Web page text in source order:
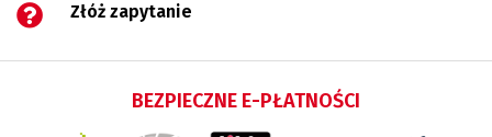
Złóż zapytanie
BEZPIECZNE E-PŁATNOŚCI